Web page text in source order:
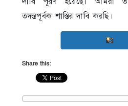
তদন্তপূর্বক শাস্তির দাবি করছি।
Share this: